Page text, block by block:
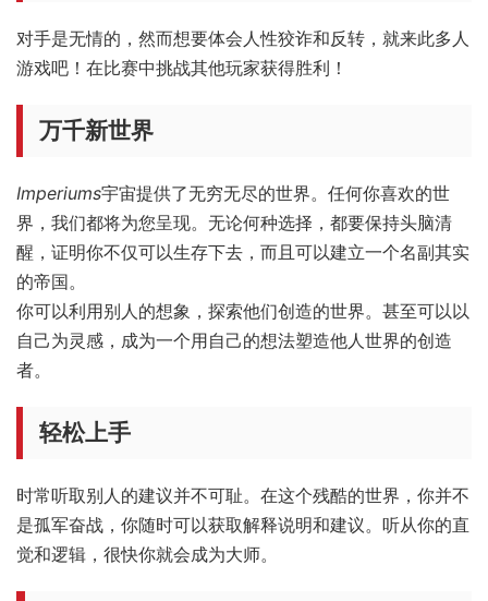
对手是无情的，然而想要体会人性狡诈和反转，就来此多人
游戏吧！在比赛中挑战其他玩家获得胜利！
万千新世界
Imperiums宇宙提供了无穷无尽的世界。任何你喜欢的世
界，我们都将为您呈现。无论何种选择，都要保持头脑清
醒，证明你不仅可以生存下去，而且可以建立一个名副其实
的帝国。
你可以利用别人的想象，探索他们创造的世界。甚至可以以
自己为灵感，成为一个用自己的想法塑造他人世界的创造
者。
轻松上手
时常听取别人的建议并不可耻。在这个残酷的世界，你并不
是孤军奋战，你随时可以获取解释说明和建议。听从你的直
觉和逻辑，很快你就会成为大师。